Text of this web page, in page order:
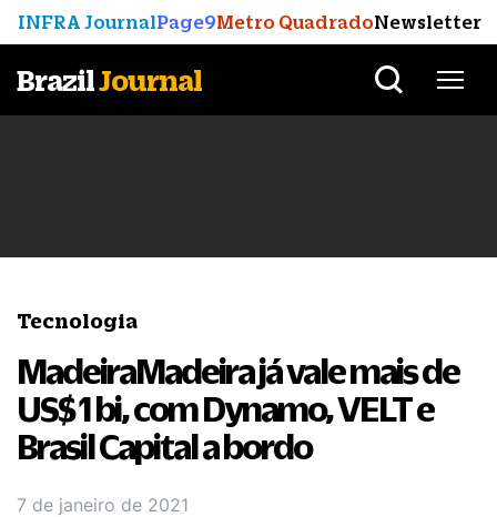
INFRA JournalPage9Metro QuadradoNewsletter
BrazilJournal
Tecnologia
MadeiraMadeira já vale mais de
US$ 1 bi, com Dynamo, VELT e
Brasil Capital a bordo
7 de janeiro de 2021